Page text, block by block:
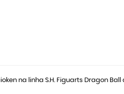
na linha S.H. Figuarts Dragon